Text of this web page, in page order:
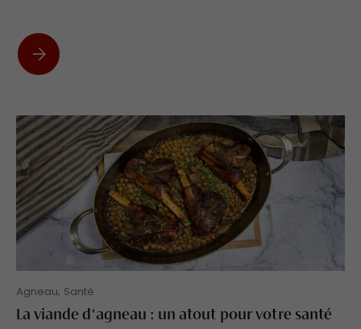
L’agneau une viande conviviale
Agneau, Santé
La viande d'agneau : un atout pour votre santé